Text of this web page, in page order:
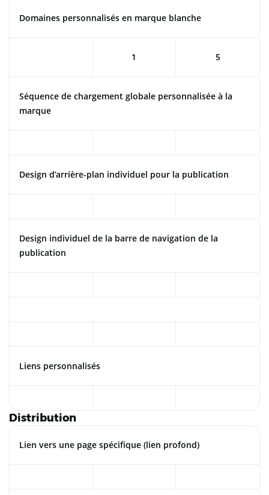
Domaines personnalisés en marque blanche
1 5
Séquence de chargement globale personnalisée à la
marque
Design d’arrière-plan individuel pour la publication
Design individuel de la barre de navigation de la
publication
Liens personnalisés
Distribution
Lien vers une page spécifique (lien profond)